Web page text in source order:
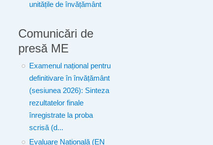
unitățile de învățământ
Comunicări de
presă ME
Examenul național pentru
definitivare în învățământ
(sesiunea 2026): Sinteza
rezultatelor finale
înregistrate la proba
scrisă (d...
Evaluare Națională (EN